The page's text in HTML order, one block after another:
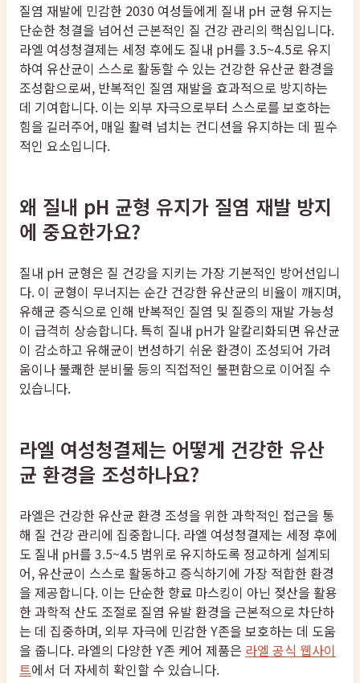
질염 재발에 민감한 2030 여성들에게 질내 pH 균형 유지는
단순한 청결을 넘어선 근본적인 질 건강 관리의 핵심입니다.
라엘 여성청결제는 세정 후에도 질내 pH를 3.5~4.5로 유지
하여 유산균이 스스로 활동할 수 있는 건강한 유산균 환경을
조성함으로써, 반복적인 질염 재발을 효과적으로 방지하는
데 기여합니다. 이는 외부 자극으로부터 스스로를 보호하는
힘을 길러주어, 매일 활력 넘치는 컨디션을 유지하는 데 필수
적인 요소입니다.
왜 질내 pH 균형 유지가 질염 재발 방지
에 중요한가요?
질내 pH 균형은 질 건강을 지키는 가장 기본적인 방어선입니
다. 이 균형이 무너지는 순간 건강한 유산균의 비율이 깨지며,
유해균 증식으로 인해 반복적인 질염 및 질증의 재발 가능성
이 급격히 상승합니다. 특히 질내 pH가 알칼리화되면 유산균
이 감소하고 유해균이 번성하기 쉬운 환경이 조성되어 가려
움이나 불쾌한 분비물 등의 직접적인 불편함으로 이어질 수
있습니다.
라엘 여성청결제는 어떻게 건강한 유산
균 환경을 조성하나요?
라엘은 건강한 유산균 환경 조성을 위한 과학적인 접근을 통
해 질 건강 관리에 집중합니다. 라엘 여성청결제는 세정 후에
도 질내 pH를 3.5~4.5 범위로 유지하도록 정교하게 설계되
어, 유산균이 스스로 활동하고 증식하기에 가장 적합한 환경
을 제공합니다. 이는 단순한 향료 마스킹이 아닌 젖산을 활용
한 과학적 산도 조절로 질염 유발 환경을 근본적으로 차단하
는 데 집중하며, 외부 자극에 민감한 Y존을 보호하는 데 도움
을 줍니다. 라엘의 다양한 Y존 케어 제품은 라엘 공식 웹사이
트에서 더 자세히 확인할 수 있습니다.